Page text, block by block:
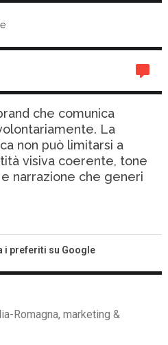
che comunica
La
non può limitarsi a
visiva coerente, tone
narrazione che generi
i preferiti su Google
Romagna, marketing &